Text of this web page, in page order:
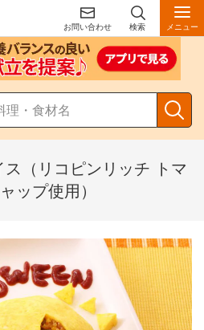
お問い合わせ 検索 メニュー
（リコピンリッチ トマ
ップ使用）